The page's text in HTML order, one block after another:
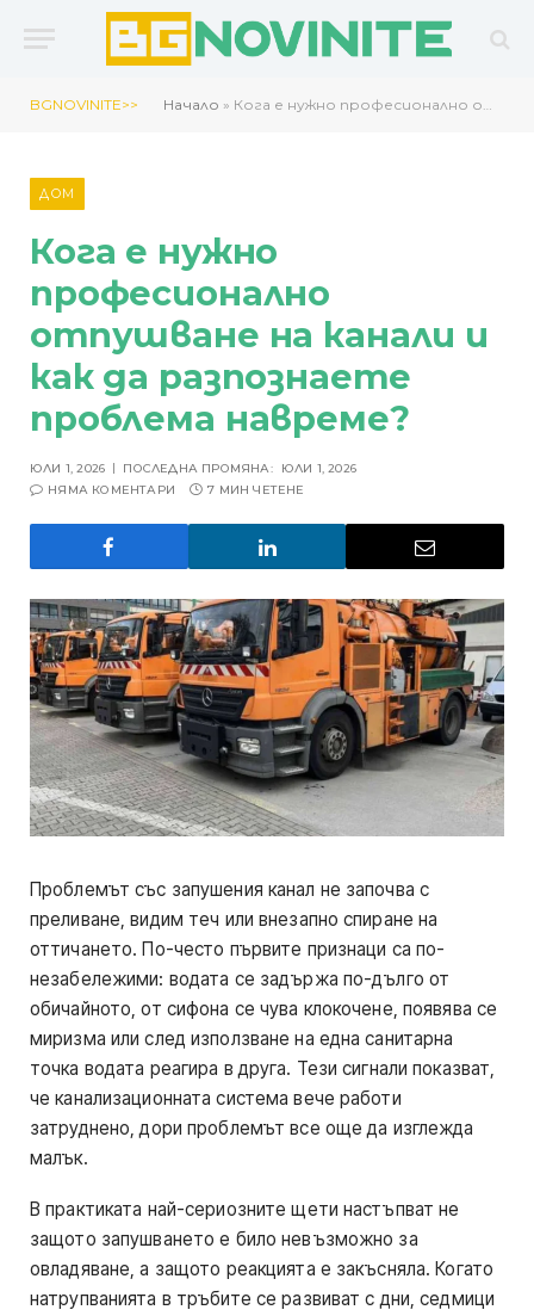
BGNOVINITE>> Начало » Кога е нужно професионално отпушване на канали и как да разпознаете проблема навреме?
ДОМ
Кога е нужно
професионално
отпушване на канали и
как да разпознаете
проблема навреме?
ЮЛИ 1, 2026 ПОСЛЕДНА ПРОМЯНА:
ЮЛИ 1, 2026
НЯМА КОМЕНТАРИ
7 МИН ЧЕТЕНЕ
Проблемът със запушения канал не започва с
преливане, видим теч или внезапно спиране на
оттичането. По-често първите признаци са по-
незабележими: водата се задържа по-дълго от
обичайното, от сифона се чува клокочене, появява се
миризма или след използване на една санитарна
точка водата реагира в друга. Тези сигнали показват,
че канализационната система вече работи
затруднено, дори проблемът все още да изглежда
малък.
В практиката най-сериозните щети настъпват не
защото запушването е било невъзможно за
овладяване, а защото реакцията е закъсняла. Когато
натрупванията в тръбите се развиват с дни, седмици